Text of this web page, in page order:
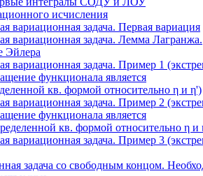
исчисления
вариационная задача. Первая вариация
вариационная задача. Лемма Лагранжа.
Эйлера
вариационная задача. Пример 1
функционала является
кв. формой относительно η и η')
вариационная задача. Пример 2
функционала является
кв. формой относительно η и
вариационная задача. Пример 3
задача со свободным концом.